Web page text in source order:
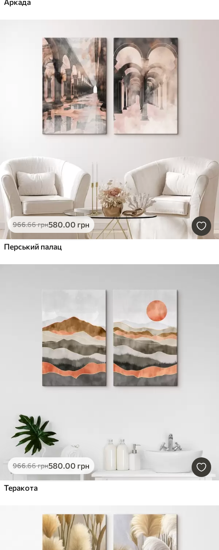
966.66грн580.00 грн
Перський палац
966.66грн580.00 грн
Теракота